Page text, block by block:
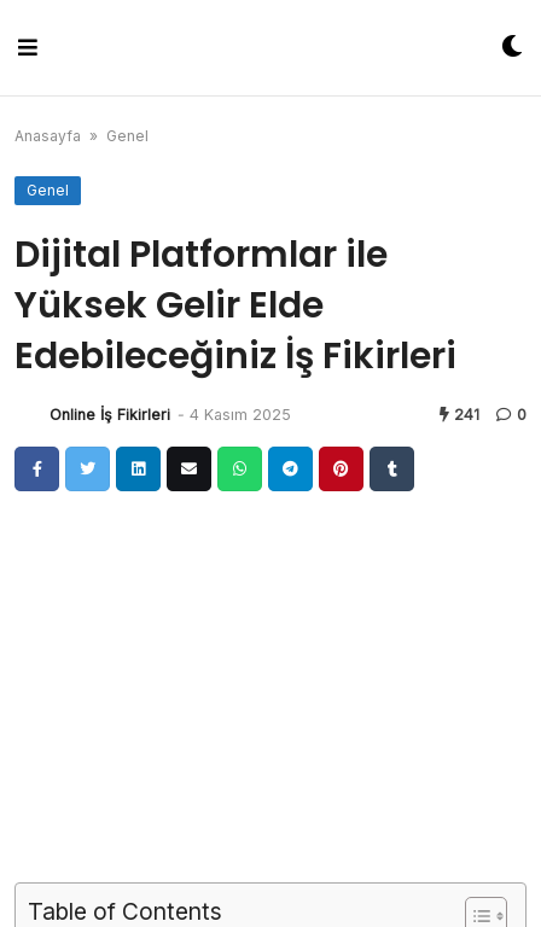
content
Anasayfa » Genel
Genel
Dijital Platformlar ile
Yüksek Gelir Elde
Edebileceğiniz İş Fikirleri
Online İş Fikirleri - 4 Kasım 2025 241 0
Table of Contents